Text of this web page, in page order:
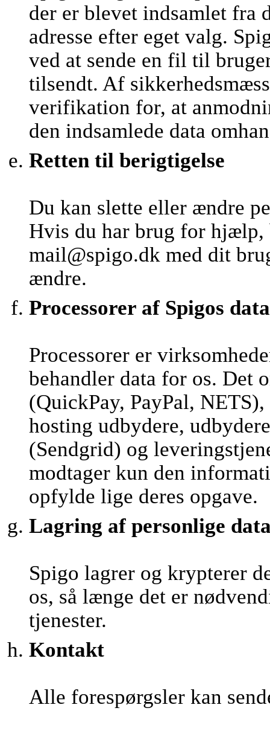
der er blevet indsamlet fra
adresse efter eget valg.
ved at sende en fil til
tilsendt. Af
verifikation for, at
den indsamlede data
Retten til berigtigelse
Du kan slette eller ændre
Hvis du har brug for hjælp,
mail@spigo.dk med dit
ændre.
Processorer af Spigos data
Processorer er
behandler data for os. Det
(QuickPay, PayPal,
hosting udbydere,
(Sendgrid) og
modtager kun den
opfylde lige deres opgave.
Lagring af personlige
Spigo lagrer og krypterer
os, så længe det er
tjenester.
Kontakt
Alle forespørgsler kan